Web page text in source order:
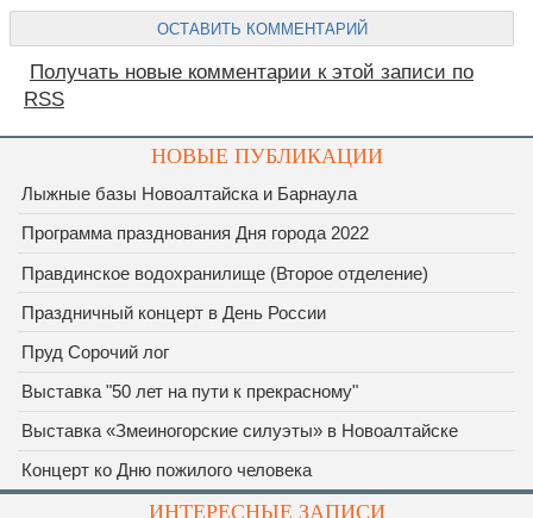
Получать новые комментарии к этой записи по
RSS
НОВЫЕ ПУБЛИКАЦИИ
Лыжные базы Новоалтайска и Барнаула
Программа празднования Дня города 2022
Правдинское водохранилище (Второе отделение)
Праздничный концерт в День России
Пруд Сорочий лог
Выставка "50 лет на пути к прекрасному"
Выставка «Змеиногорские силуэты» в Новоалтайске
Концерт ко Дню пожилого человека
ИНТЕРЕСНЫЕ ЗАПИСИ